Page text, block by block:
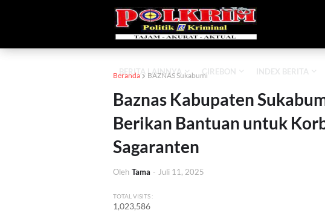
BERITA LAINNYA CIREBON INDEX BERITA
Beranda BAZNAS Sukabumi
Baznas Kabupaten
Berikan Bantuan untuk
Sagaranten
Oleh Tama - Juli 11, 2025
TOTAL VISITS :
1,023,586